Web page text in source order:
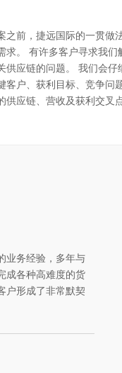
之前，捷远国际的一贯做
求。 有许多客户寻求我们
供应链的问题。 我们会仔
客户、获利目标、竞争问
供应链、营收及获利交叉
业务经验，多年与
成各种高难度的货
户形成了非常默契